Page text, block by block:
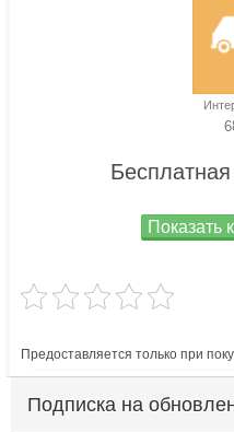
Показать
Предоставляется только при
Подписка на